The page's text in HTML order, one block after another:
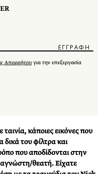
Απορρήτου για την επεξεργασία
κάποιες εικόνες που
του φίλτρα και
που αποδίδονται στην
θεατή. Είχατε